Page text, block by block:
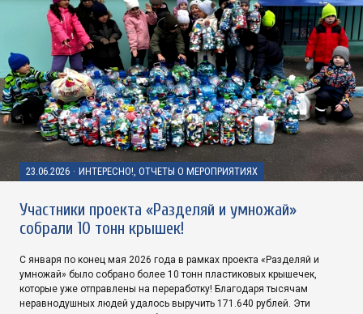
23.06.2026 · ИНТЕРЕСНО!, ОТЧЕТЫ О МЕРОПРИЯТИЯХ
Участники проекта «Разделяй и умножай»
собрали 10 тонн крышек!
С января по конец мая 2026 года в рамках проекта «Разделяй и
умножай» было собрано более 10 тонн пластиковых крышечек,
которые уже отправлены на переработку! Благодаря тысячам
неравнодушных людей удалось выручить 171.640 рублей. Эти